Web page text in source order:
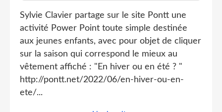
Sylvie Clavier partage sur le site Pontt une
activité Power Point toute simple destinée
aux jeunes enfants, avec pour objet de cliquer
sur la saison qui correspond le mieux au
vêtement affiché : "En hiver ou en été ? "
http://pontt.net/2022/06/en-hiver-ou-en-
ete/...